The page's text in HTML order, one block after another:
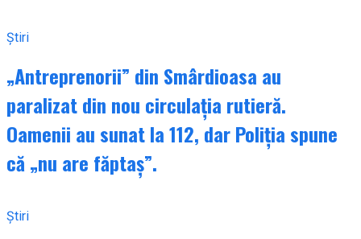
Știri
„Antreprenorii” din Smârdioasa au
paralizat din nou circulația rutieră.
Oamenii au sunat la 112, dar Poliția spune
că „nu are făptaș”.
Știri